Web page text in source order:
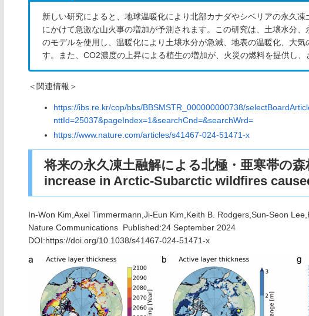
新しい研究によると、地球温暖化により北部カナダやシベリアの永久
にかけて急激な山火事の増加が予測されます。この研究は、土壌水分
のモデルを使用し、温暖化により土壌水分が急減、地表の温暖化、大
す。また、CO2濃度の上昇による植生の増加が、火災の燃料を提供し、
＜関連情報＞
https://ibs.re.kr/cop/bbs/BBSMSTR_000000000738/
nttId=25037&pageIndex=1&searchCnd=&searchWrd=
https://www.nature.com/articles/s41467-024-51471-x
将来の永久凍土融解による北極・亜寒帯の
increase in Arctic-Subarctic wildfires
In-Won Kim,Axel Timmermann,Ji-Eun Kim,Keith B. Rodgers,Sun-Seon
Nature Communications Published:24 September 2024
DOI:https://doi.org/10.1038/s41467-024-51471-x